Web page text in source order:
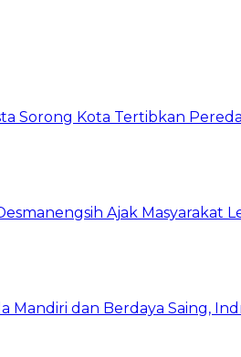
Sorong Kota Tertibkan
Ajak Masyarakat
Mandiri dan Berdaya Saing,